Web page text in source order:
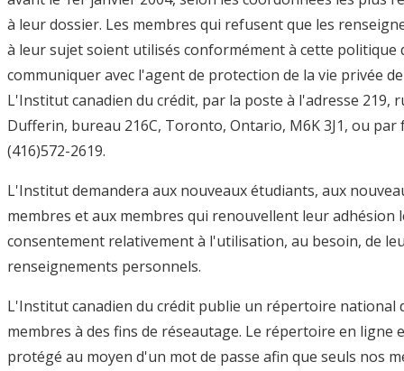
à leur dossier. Les membres qui refusent que les
à leur sujet soient utilisés conformément à cette politique
communiquer avec l'agent de protection de la vie privée de
L'Institut canadien du crédit, par la poste à l'adresse 219,
Dufferin, bureau 216C, Toronto, Ontario, M6K 3J1, ou par
(416)572-2619.
L'Institut demandera aux nouveaux étudiants, aux
membres et aux membres qui renouvellent leur adhésion
consentement relativement à l'utilisation, au besoin, de
renseignements personnels.
L'Institut canadien du crédit publie un répertoire national
membres à des fins de réseautage. Le répertoire en ligne
protégé au moyen d'un mot de passe afin que seuls nos